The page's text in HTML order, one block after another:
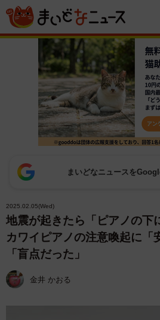
まいどなニュースを
2025.02.05(Wed)
地震が起きたら「ピアノの
カワイピアノの注意喚起に「
「盲点だった」
金井 かおる